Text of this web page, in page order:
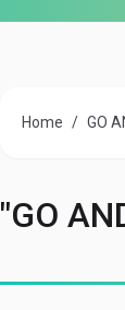
Home GO
"GO